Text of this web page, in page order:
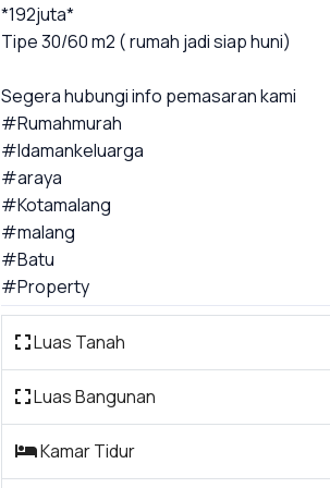
*192juta*
Tipe 30/60 m2 ( rumah jadi siap huni)
Segera hubungi info pemasaran kami
#Rumahmurah
#Idamankeluarga
#araya
#Kotamalang
#malang
#Batu
#Property
Luas Tanah
Luas Bangunan
Kamar Tidur